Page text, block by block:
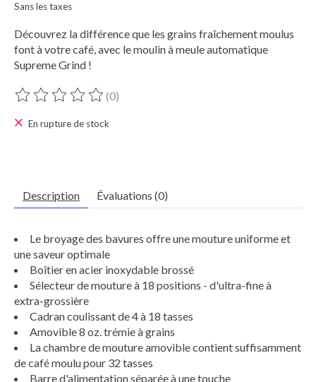
Sans les taxes
Découvrez la différence que les grains fraîchement moulus
font à votre café, avec le moulin à meule automatique
Supreme Grind !
Ce produit est évalué à
(0)
En rupture de stock
Description Évaluations (0)
Le broyage des bavures offre une mouture uniforme et
une saveur optimale
Boîtier en acier inoxydable brossé
Sélecteur de mouture à 18 positions - d'ultra-fine à
extra-grossière
Cadran coulissant de 4 à 18 tasses
Amovible 8 oz. trémie à grains
La chambre de mouture amovible contient suffisamment
de café moulu pour 32 tasses
Barre d'alimentation séparée à une touche